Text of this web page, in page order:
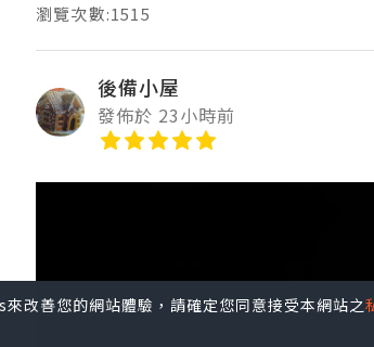
瀏覽次數:1515
後備小屋
發佈於 23小時前
改善您的網站體驗，請確定您同意接受本網站之